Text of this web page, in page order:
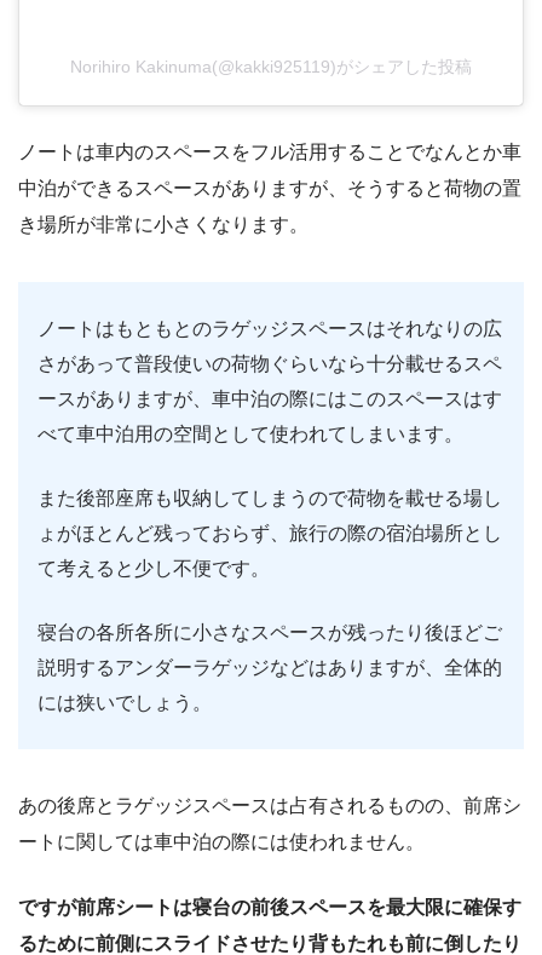
Norihiro Kakinuma(@kakki925119)がシェアした投稿
ノートは車内のスペースをフル活用することでなんとか車
中泊ができるスペースがありますが、そうすると荷物の置
き場所が非常に小さくなります。
ノートはもともとのラゲッジスペースはそれなりの広
さがあって普段使いの荷物ぐらいなら十分載せるスペ
ースがありますが、車中泊の際にはこのスペースはす
べて車中泊用の空間として使われてしまいます。
また後部座席も収納してしまうので荷物を載せる場し
ょがほとんど残っておらず、旅行の際の宿泊場所とし
て考えると少し不便です。
寝台の各所各所に小さなスペースが残ったり後ほどご
説明するアンダーラゲッジなどはありますが、全体的
には狭いでしょう。
あの後席とラゲッジスペースは占有されるものの、前席シ
ートに関しては車中泊の際には使われません。
ですが前席シートは寝台の前後スペースを最大限に確保す
るために前側にスライドさせたり背もたれも前に倒したり